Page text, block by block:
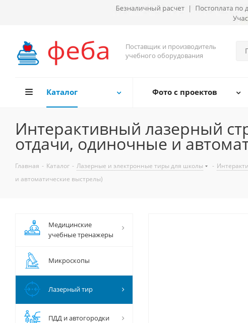
Поставщик и производитель
учебного оборудования
Каталог Фото с проектов
Интерактивный лазерный
отдачи, одиночные и
Главная - Каталог - Лазерные и электронные тиры для школы -
и автоматические выстрелы)
Медицинские
учебные тренажеры
Микроскопы
Лазерный тир
ПДД и автогородки